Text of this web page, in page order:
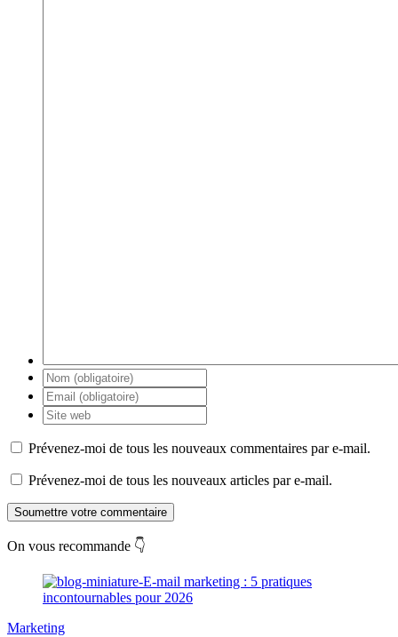
Prévenez-moi de tous les nouveaux commentaires par e-mail.
Prévenez-moi de tous les nouveaux articles par e-mail.
Soumettre votre commentaire
On vous recommande 👇
Marketing